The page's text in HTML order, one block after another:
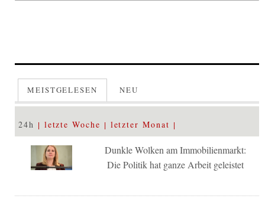
MEISTGELESEN NEU
24h letzte Woche letzter Monat
Dunkle Wolken am Immobilienmarkt:
Die Politik hat ganze Arbeit geleistet